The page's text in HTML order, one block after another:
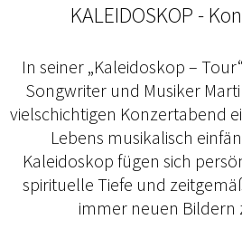
KALEIDOSKOP -
In seiner „Kaleidoskop –
Songwriter und Musiker
vielschichtigen Konzertabend
Lebens musikalisch
Kaleidoskop fügen sich
spirituelle Tiefe und
immer neuen Bildern